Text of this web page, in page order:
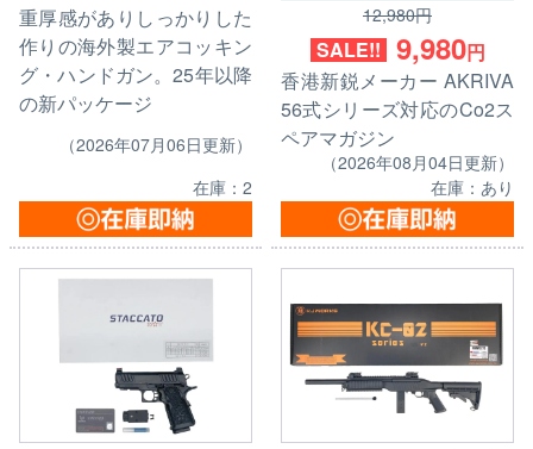
重厚感がありしっかりした
作りの海外製エアコッキン
グ・ハンドガン。25年以降
の新パッケージ
（2026年07月06日更新）
在庫：2
12,980円
SALE!! 9,980円
香港新鋭メーカー AKRIVA
56式シリーズ対応のCo2ス
ペアマガジン
（2026年08月04日更新）
在庫：あり